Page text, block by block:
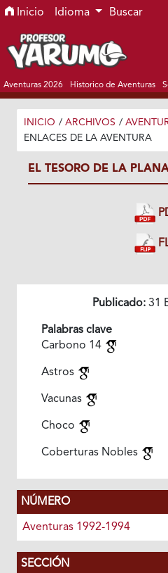
Ir al menú de navegación
Ir al contenido principal
Ir al pie de página del sitio
Inicio Idioma Buscar
Aventuras 2026 Historico de Aventuras
INICIO / ARCHIVOS /
ENLACES DE LA AVENTURA
EL TESORO DE LA
Publicado:31
Palabras clave
Carbono 14
Astros
Vacunas
Choco
Coberturas Nobles
NÚMERO
Aventuras 1992-1994
SECCIÓN